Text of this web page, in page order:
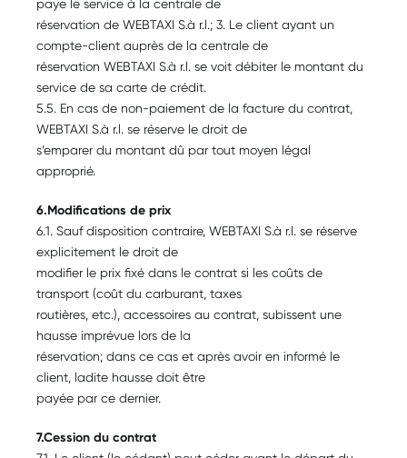
paye le service à la centrale de
réservation de WEBTAXI S.à r.l.; 3. Le client ayant un
compte-client auprès de la centrale de
réservation WEBTAXI S.à r.l. se voit débiter le montant du
service de sa carte de crédit.
5.5. En cas de non-paiement de la facture du contrat,
WEBTAXI S.à r.l. se réserve le droit de
s’emparer du montant dû par tout moyen légal
approprié.
6.Modifications de prix
6.1. Sauf disposition contraire, WEBTAXI S.à r.l. se réserve
explicitement le droit de
modifier le prix fixé dans le contrat si les coûts de
transport (coût du carburant, taxes
routières, etc.), accessoires au contrat, subissent une
hausse imprévue lors de la
réservation; dans ce cas et après avoir en informé le
client, ladite hausse doit être
payée par ce dernier.
7.Cession du contrat